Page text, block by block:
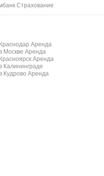
Страхование
Аренда
Москве Аренда
Аренда
Калининграде
Кудрово Аренда